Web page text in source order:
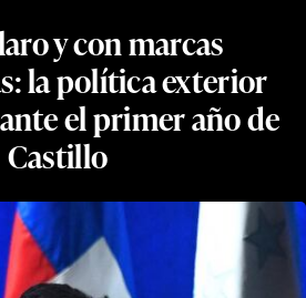
y con marcas
la política exterior
el primer año de
Castillo